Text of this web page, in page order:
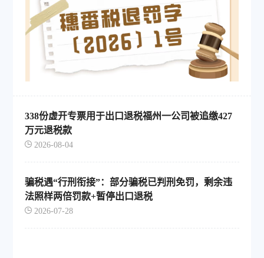
338份虚开专票用于出口退税福州一公司被追缴427
万元退税款
2026-08-04
骗税遇“行刑衔接”：部分骗税已判刑免罚，剩余违
法照样两倍罚款+暂停出口退税
2026-07-28